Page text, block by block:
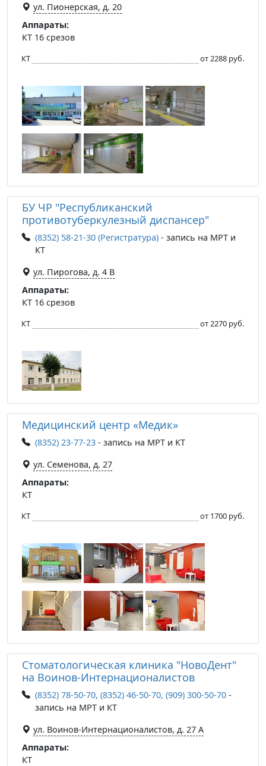
ул. Пионерская, д. 20
Аппараты:
КТ 16 срезов
КТ от 2288 руб.
БУ ЧР "Республиканский
противотуберкулезный диспансер"
(8352) 58-21-30 (Регистратура) - запись на МРТ и
КТ
ул. Пирогова, д. 4 В
Аппараты:
КТ 16 срезов
КТ от 2270 руб.
Медицинский центр «Медик»
(8352) 23-77-23 - запись на МРТ и КТ
ул. Семенова, д. 27
Аппараты:
КТ
КТ от 1700 руб.
Стоматологическая клиника "НовоДент"
на Воинов-Интернационалистов
(8352) 78-50-70, (8352) 46-50-70, (909) 300-50-70 -
запись на МРТ и КТ
ул. Воинов-Интернационалистов, д. 27 А
Аппараты:
КТ